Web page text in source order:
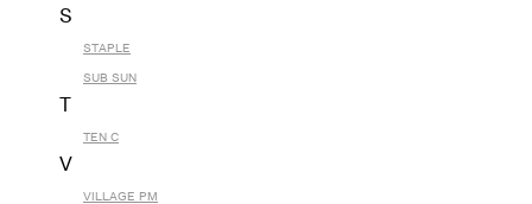
S
STAPLE
SUB SUN
TEN C
V
VILLAGE PM